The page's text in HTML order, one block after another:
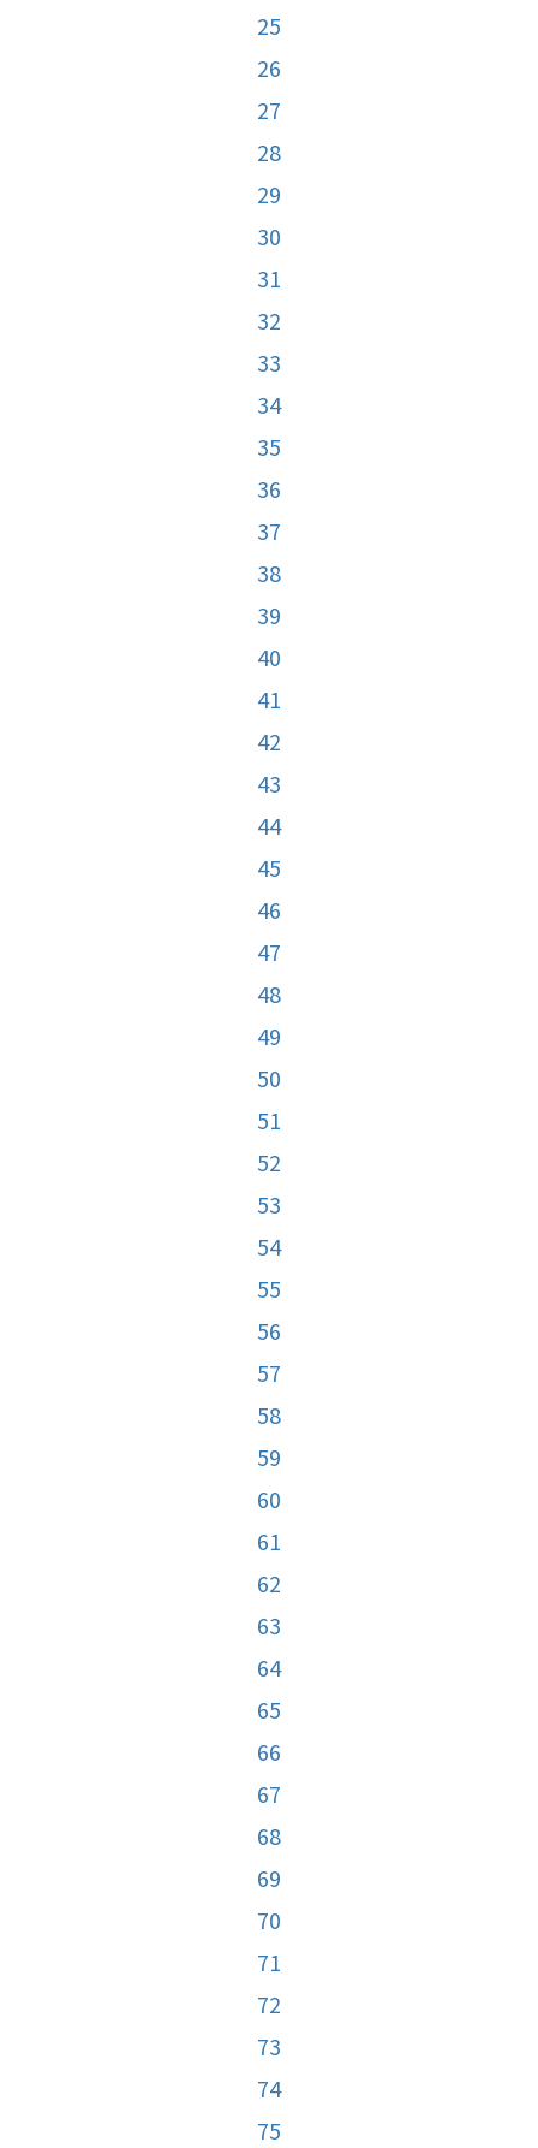
25
26
27
28
29
30
31
32
33
34
35
36
37
38
39
40
41
42
43
44
45
46
47
48
49
50
51
52
53
54
55
56
57
58
59
60
61
62
63
64
65
66
67
68
69
70
71
72
73
74
75